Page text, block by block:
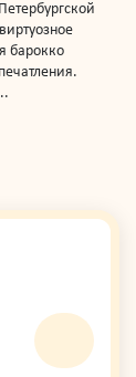
барокко